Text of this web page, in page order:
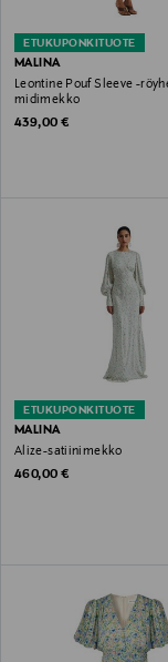
ETUKUPONKITUOTE
MALINA
Leontine Pouf Sleeve -
midimekko
Original Price
439,00 €
ETUKUPONKITUOTE
MALINA
Alize-satiinimekko
Original Price
460,00 €